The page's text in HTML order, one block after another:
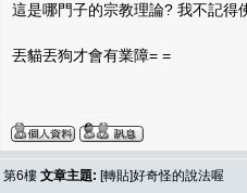
這是哪門子的宗教理論? 我不記得
丟貓丟狗才會有業障= =
第6樓 文章主題: [轉貼]好奇怪的說法喔